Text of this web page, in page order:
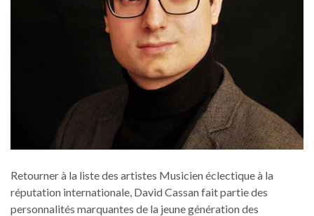
Retourner à la liste des artistes Musicien éclectique à la
réputation internationale, David Cassan fait partie des
personnalités marquantes de la jeune génération des